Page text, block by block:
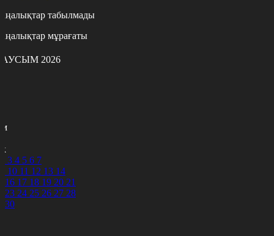
табылмады
мұрағаты
2026
3 4 5 6 7
10 11 12 13 14
16 17 18 19 20 21
23 24 25 26 27 28
30